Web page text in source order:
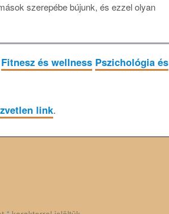
szerepébe bújunk, és ezzel olyan
Fitnesz és wellness Pszichológia és
link.